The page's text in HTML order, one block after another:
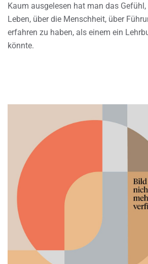
Kaum ausgelesen hat man das
Leben, über die Menschheit, über
erfahren zu haben, als einem ein
könnte.